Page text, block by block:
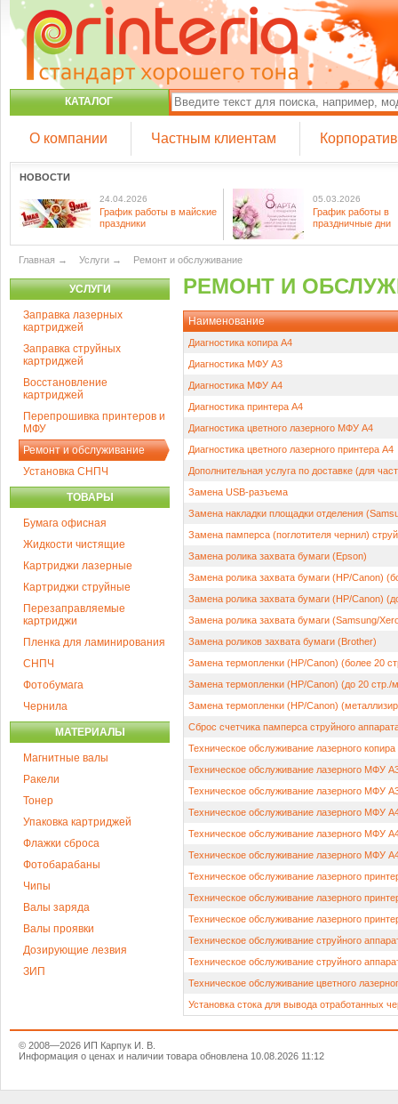
КАТАЛОГ
О компании Частным клиентам
НОВОСТИ
24.04.2026
График работы в майские
праздники
05.03.2026
График работы в
праздничные дни
Главная → Услуги → Ремонт и обслуживание
УСЛУГИ
Заправка лазерных
картриджей
Заправка струйных
картриджей
Восстановление
картриджей
Перепрошивка принтеров и
МФУ
Ремонт и обслуживание
Установка СНПЧ
ТОВАРЫ
Бумага офисная
Жидкости чистящие
Картриджи лазерные
Картриджи струйные
Перезаправляемые
картриджи
Пленка для ламинирования
СНПЧ
Фотобумага
Чернила
МАТЕРИАЛЫ
Магнитные валы
Ракели
Тонер
Упаковка картриджей
Флажки сброса
Фотобарабаны
Чипы
Валы заряда
Валы проявки
Дозирующие лезвия
ЗИП
РЕМОНТ И
Наименование
Диагностика копира А4
Диагностика МФУ А3
Диагностика МФУ А4
Диагностика принтера А4
Диагностика цветного лазерного МФУ А4
Диагностика цветного лазерного принтера А4
Дополнительная услуга по доставке (для
Замена USB-разъема
Замена накладки площадки отделения
Замена памперса (поглотителя чернил)
Замена ролика захвата бумаги (Epson)
Замена ролика захвата бумаги (HP/Canon)
Замена ролика захвата бумаги (HP/Canon)
Замена ролика захвата бумаги (Samsung/
Замена роликов захвата бумаги (Brother)
Замена термопленки (HP/Canon) (более 20
Замена термопленки (HP/Canon) (до 20 стр./
Замена термопленки (HP/Canon)
Сброс счетчика памперса струйного
Техническое обслуживание лазерного копира
Техническое обслуживание лазерного МФУ
Техническое обслуживание лазерного МФУ
Техническое обслуживание лазерного МФУ
Техническое обслуживание лазерного МФУ
Техническое обслуживание лазерного МФУ
Техническое обслуживание лазерного
Техническое обслуживание лазерного
Техническое обслуживание лазерного
Техническое обслуживание струйного
Техническое обслуживание струйного
Техническое обслуживание цветного
Установка стока для вывода отработанных
© 2008—2026 ИП Карпук И. В.
Информация о ценах и наличии товара обновлена 10.08.2026 11:12